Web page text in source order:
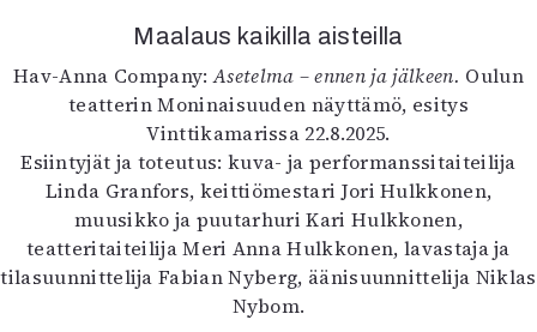
Oulu2026
Näyttelyt
Musiikki
Levyt
Kuvataide
Kirjat
In English
Esitystaide
Arkisto
Maalaus kaikilla aisteilla
Hav-Anna Company:Asetelma – ennen ja jälkeen. Oulun
teatterin Moninaisuuden näyttämö, esitys
Vinttikamarissa 22.8.2025.
Esiintyjät ja toteutus: kuva- ja performanssitaiteilija
Linda Granfors, keittiömestari Jori Hulkkonen,
muusikko ja puutarhuri Kari Hulkkonen,
teatteritaiteilija Meri Anna Hulkkonen, lavastaja ja
tilasuunnittelija Fabian Nyberg, äänisuunnittelija Niklas
Nybom.